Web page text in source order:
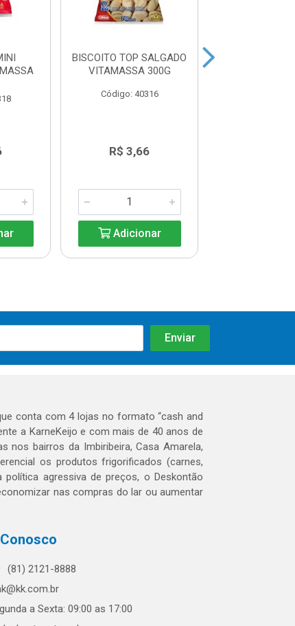
BISCOITO TOP SALGADO
VITAMASSA 300G
Código: 40316
R$ 3,66
Adicionar
conta com 4 lojas no formato “cash and
a KarneKeijo e com mais de 40 anos de
nos bairros da Imbiribeira, Casa Amarela,
os produtos frigorificados (carnes,
agressiva de preços, o Deskontão
nas compras do lar ou aumentar
(81) 2121-8888
a Sexta: 09:00 as 17:00